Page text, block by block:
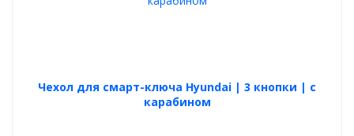
Чехол для смарт-ключа Hyundai | 3 кнопки | с
карабином